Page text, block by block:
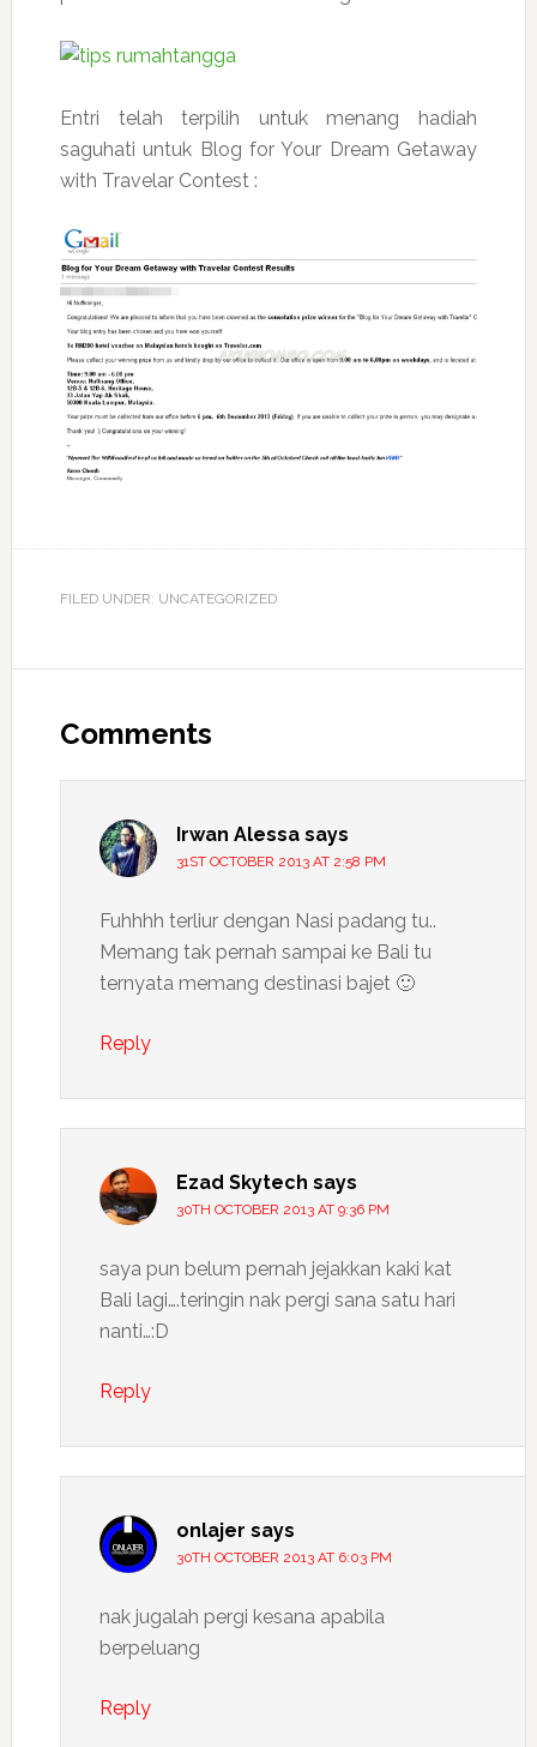
Entri telah terpilih untuk menang hadiah
saguhati untuk Blog for Your Dream Getaway
with Travelar Contest :
FILED UNDER: UNCATEGORIZED
Interactions
Comments
Irwan Alessa says
31ST OCTOBER 2013 AT 2:58 PM
Fuhhhh terliur dengan Nasi padang tu..
Memang tak pernah sampai ke Bali tu
ternyata memang destinasi bajet 🙂
Reply
Ezad Skytech says
30TH OCTOBER 2013 AT 9:36 PM
saya pun belum pernah jejakkan kaki kat
Bali lagi….teringin nak pergi sana satu hari
nanti…:D
Reply
onlajer says
30TH OCTOBER 2013 AT 6:03 PM
nak jugalah pergi kesana apabila
berpeluang
Reply